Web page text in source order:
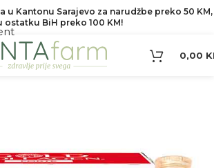
u Kantonu Sarajevo za narudžbe preko 50 KM,
ostatku BiH preko 100 KM!
0,00